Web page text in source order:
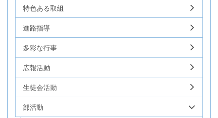
特色ある取組
進路指導
多彩な行事
広報活動
生徒会活動
部活動